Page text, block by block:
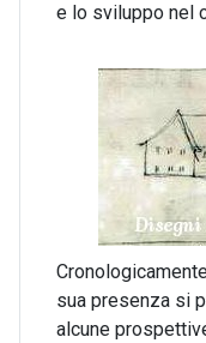
e lo sviluppo nel
sua presenza si
alcune